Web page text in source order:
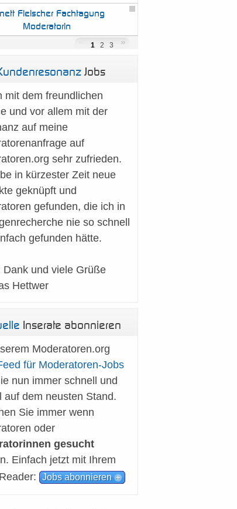
mit Präsenz,
und Struktur, damit
echte
und aus
Informationen...
Fleischer Fachtagung
Moderatorin
für
Annett
für Panels,
und
–...
Informationen...
1 2 3
Jobs
mit dem freundlichen
und vor allem mit der
auf meine
auf
sehr zufrieden.
in kürzester Zeit neue
geknüpft und
gefunden, die ich in
nie so schnell
gefunden hätte.
Dank und viele Grüße
Hettwer
Inserate abonnieren
Moderatoren.org
für Moderatoren-Jobs
nun immer schnell und
auf dem neusten Stand.
Sie immer wenn
oder
gesucht
Einfach jetzt mit Ihrem
Jobs abonnieren